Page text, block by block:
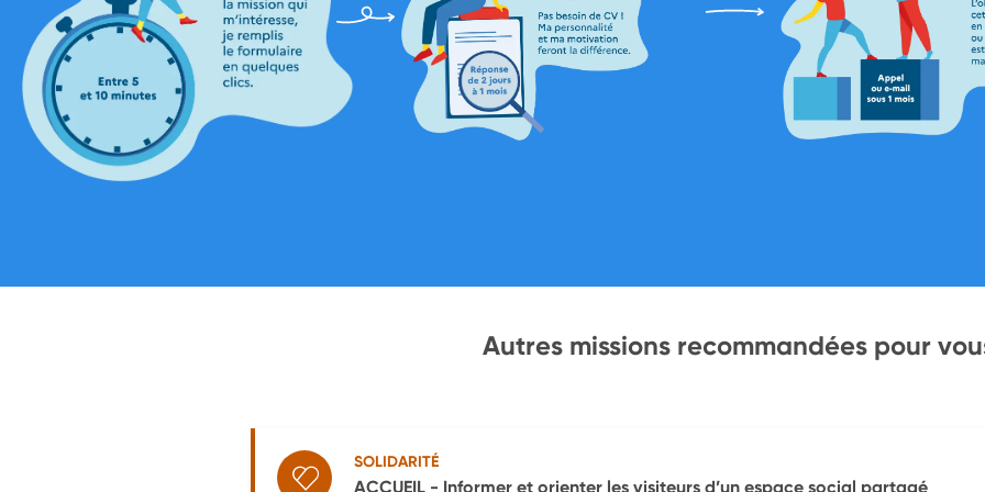
Autres missions recommandées pour
SOLIDARITÉ
ACCUEIL - Informer et orienter les visiteurs d’un espace social partagé